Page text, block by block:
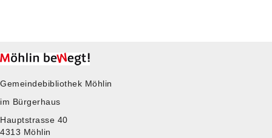
Gemeindebibliothek Möhlin
im Bürgerhaus
Hauptstrasse 40
4313 Möhlin